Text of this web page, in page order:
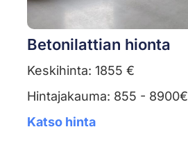
Betonilattian hionta
Keskihinta: 1855 €
Hintajakauma: 855 - 8900€
Katso hinta